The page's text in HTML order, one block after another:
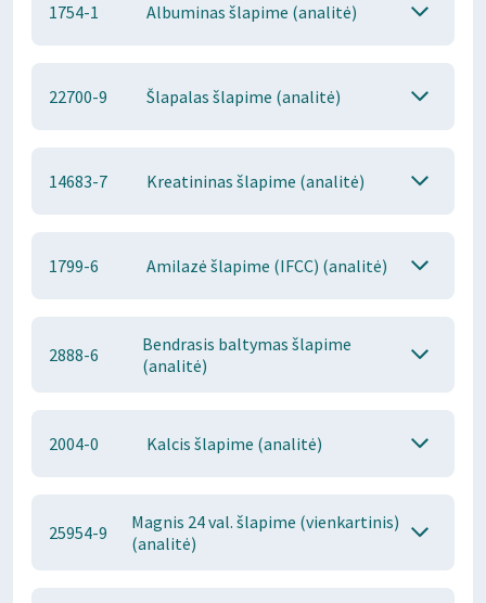
1754-1 Albuminas šlapime (analitė)
22700-9 Šlapalas šlapime (analitė)
14683-7 Kreatininas šlapime (analitė)
1799-6 Amilazė šlapime (IFCC) (analitė)
2888-6
Bendrasis baltymas šlapime
(analitė)
2004-0 Kalcis šlapime (analitė)
25954-9
Magnis 24 val. šlapime (vienkartinis)
(analitė)